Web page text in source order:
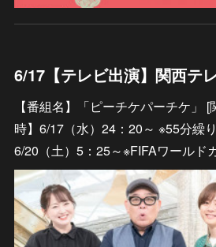
【番組名】「ピーチケパーチケ」
時】6/17（水）24：20～ ※55分繰
6/20（土）5：25～※FIFAワールド